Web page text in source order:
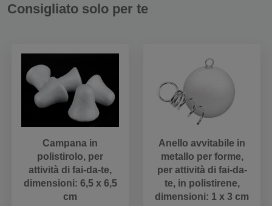
Consigliato solo per te
Campana in
polistirolo, per
attività di fai-da-te,
dimensioni: 6,5 x 6,5
cm
Anello avvitabile in
metallo per forme,
per attività di fai-da-
te, in polistirene,
dimensioni: 1 x 3 cm